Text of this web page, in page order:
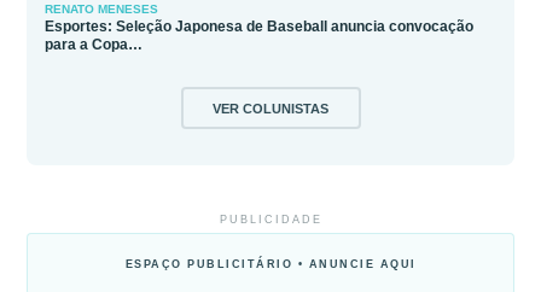
RENATO MENESES
Esportes: Seleção Japonesa de Baseball anuncia convocação
para a Copa…
VER COLUNISTAS
PUBLICIDADE
ESPAÇO PUBLICITÁRIO • ANUNCIE AQUI